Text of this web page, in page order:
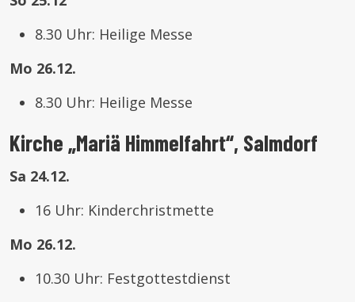
8.30 Uhr: Heilige Messe
Mo 26.12.
8.30 Uhr: Heilige Messe
Kirche „Mariä Himmelfahrt“, Salmdorf
Sa 24.12.
16 Uhr: Kinderchristmette
Mo 26.12.
10.30 Uhr: Festgottestdienst